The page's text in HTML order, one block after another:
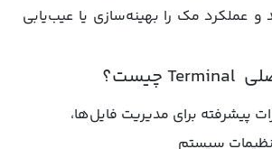
و عملکرد مک را بهینه‌سازی یا عیب‌یابی
پیشرفته برای مدیریت فایل‌ها،
سیستم